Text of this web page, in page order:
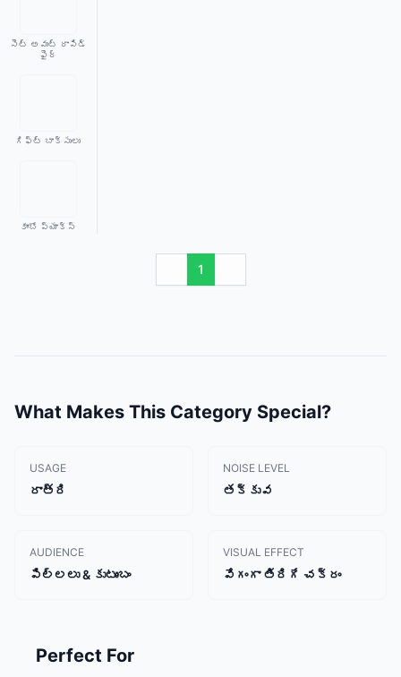
సెట్ అవుట్ రాపిడ్
ఫైర్
గిఫ్ట్ బాక్సులు
కాంబో ప్యాక్స్
1
What Makes This Category Special?
USAGE
రాత్రి
NOISE LEVEL
తక్కువ
AUDIENCE
పిల్లలు & కుటుంబం
VISUAL EFFECT
వేగంగా తిరిగే చక్రం
Perfect For